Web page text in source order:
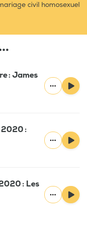
civil homosexuel
: James
:
: Les